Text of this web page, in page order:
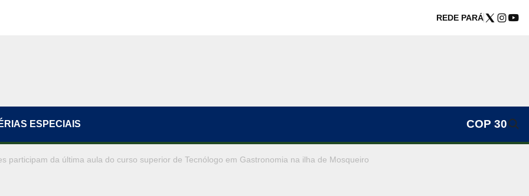
REDE PARÁ
ESPECIAIS COP 30
participam da última aula do curso superior de Tecnólogo em Gastronomia na ilha de Mosqueiro